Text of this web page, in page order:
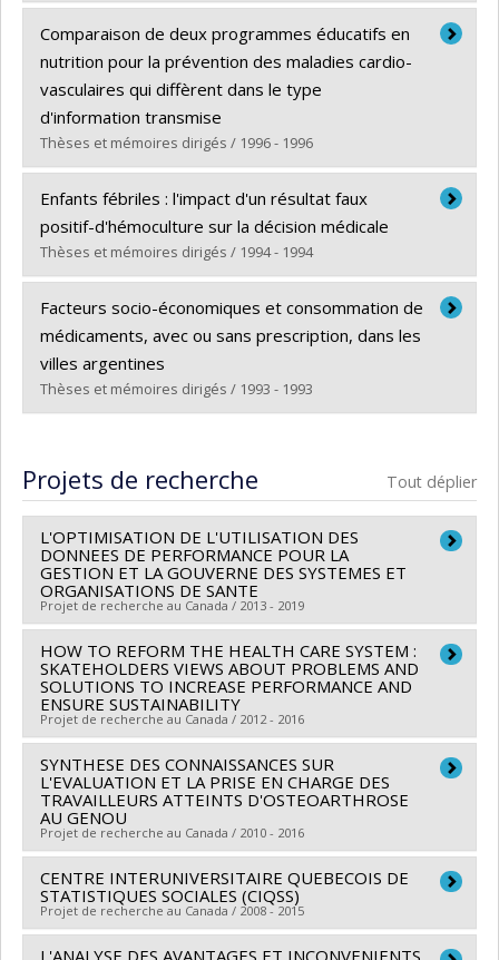
Diplômé(e) : Baris, Enis
Cycle :Doctorat
Diplôme obtenu :Ph. D.
Lien vers le document dans Papyrus
Comparaison de deux programmes éducatifs en
nutrition pour la prévention des maladies cardio-
vasculaires qui diffèrent dans le type
d'information transmise
Thèses et mémoires dirigés / 1996 - 1996
Diplômé(e) :Azancot, Linda
Cycle :Maîtrise
Diplôme obtenu :M. Sc.
Lien vers le document dans Papyrus
Enfants fébriles : l'impact d'un résultat faux
positif-d'hémoculture sur la décision médicale
Thèses et mémoires dirigés / 1994 - 1994
Diplômé(e) :Thuler, Luiz Claudio Santos
Cycle :Maîtrise
Diplôme obtenu :
Lien vers le document dans Papyrus
Facteurs socio-économiques et consommation de
médicaments, avec ou sans prescription, dans les
villes argentines
Thèses et mémoires dirigés / 1993 - 1993
Cycle :
Maîtrise
Diplôme obtenu :M. Sc.
Projets de recherche Tout déplier
L'OPTIMISATION DE L'UTILISATION DES
DONNEES DE PERFORMANCE POUR LA
GESTION ET LA GOUVERNE DES SYSTEMES ET
ORGANISATIONS DE SANTE
Projet de recherche au Canada / 2013 - 2019
Chercheur principal : François Champagne
Co-chercheurs : André-Pierre Contandriopoulos,
Lambert Farand,Nicole Leduc
Sources de financement :IRSC/Instituts de recherche
en santé du Canada
Programmes de subvention :PVX88932-(PASS)
Partenariats pour l'amélioration des services de santé
HOW TO REFORM THE HEALTH CARE SYSTEM :
SKATEHOLDERS VIEWS ABOUT PROBLEMS AND
SOLUTIONS TO INCREASE PERFORMANCE AND
ENSURE SUSTAINABILITY
Projet de recherche au Canada / 2012 - 2016
Chercheur principal : Astrid Brousselle
Co-chercheurs : Michèle Rivard,Damien
Contandriopoulos
Sources de financement :IRSC/Instituts de recherche
en santé du Canada
Programmes de subvention :
SYNTHESE DES CONNAISSANCES SUR
L'EVALUATION ET LA PRISE EN CHARGE DES
TRAVAILLEURS ATTEINTS D'OSTEOARTHROSE
AU GENOU
Projet de recherche au Canada / 2010 - 2016
Chercheur principal : Michèle Rivard
Co-chercheurs : Deborah Feldman,
Nathaly Gaudreault
CENTRE INTERUNIVERSITAIRE QUEBECOIS DE
STATISTIQUES SOCIALES (CIQSS)
Projet de recherche au Canada / 2008 - 2015
L'ANALYSE DES AVANTAGES ET INCONVENIENTS